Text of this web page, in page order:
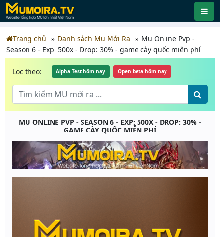
Trang chủ Danh sách Mu Mới Ra
Mu Online Pvp -
Season 6 - Exp: 500x - Drop: 30% - game cày quốc miễn phí
Lọc theo: Alpha Test hôm nay Open beta hôm nay
MU ONLINE PVP - SEASON 6 - EXP: 500X - DROP: 30% -
GAME CÀY QUỐC MIỄN PHÍ